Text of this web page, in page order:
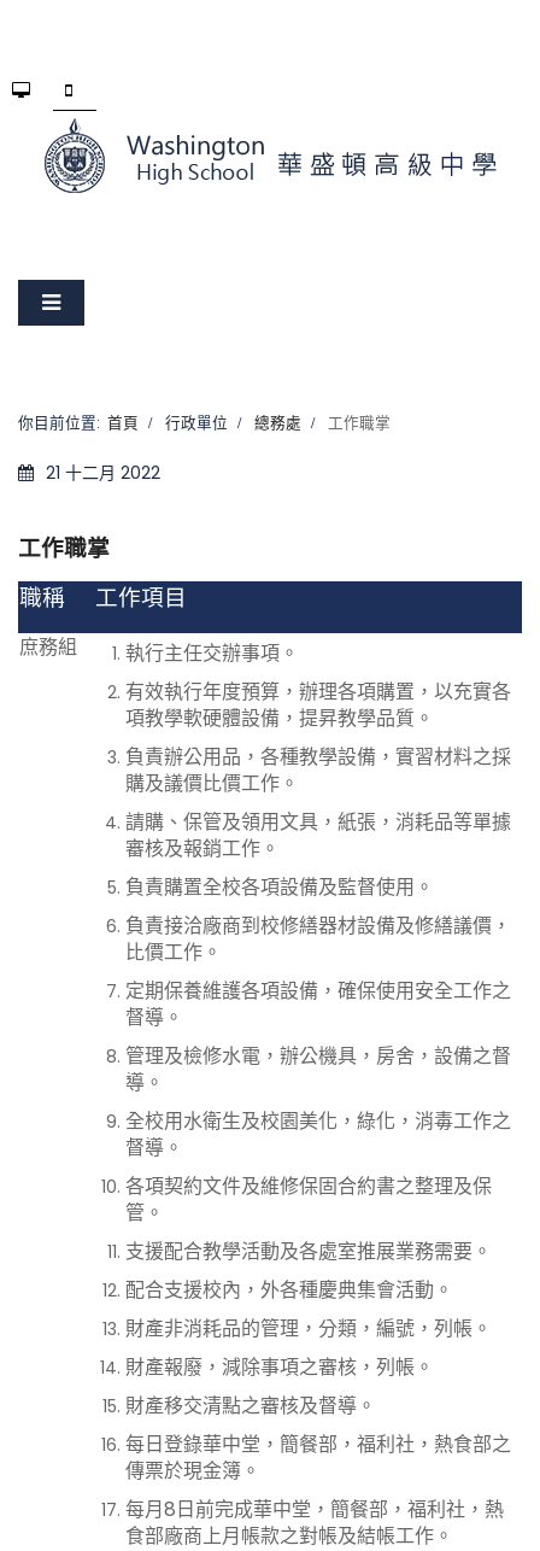
你目前位置: 首頁 行政單位 總務處 工作職掌
21 十二月 2022
工作職掌
職稱 工作項目
庶務組
執行主任交辦事項。
有效執行年度預算，辦理各項購置，以充實各
項教學軟硬體設備，提昇教學品質。
負責辦公用品，各種教學設備，實習材料之採
購及議價比價工作。
請購、保管及領用文具，紙張，消耗品等單據
審核及報銷工作。
負責購置全校各項設備及監督使用。
負責接洽廠商到校修繕器材設備及修繕議價，
比價工作。
定期保養維護各項設備，確保使用安全工作之
督導。
管理及檢修水電，辦公機具，房舍，設備之督
導。
全校用水衛生及校園美化，綠化，消毒工作之
督導。
各項契約文件及維修保固合約書之整理及保
管。
支援配合教學活動及各處室推展業務需要。
配合支援校內，外各種慶典集會活動。
財產非消耗品的管理，分類，編號，列帳。
財產報廢，減除事項之審核，列帳。
財產移交清點之審核及督導。
每日登錄華中堂，簡餐部，福利社，熱食部之
傳票於現金簿。
每月8日前完成華中堂，簡餐部，福利社，熱
食部廠商上月帳款之對帳及結帳工作。